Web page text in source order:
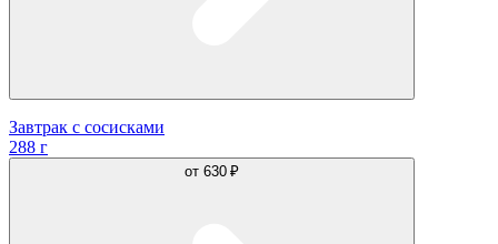
Завтрак с сосисками
288 г
от 630 ₽